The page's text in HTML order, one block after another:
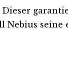
Nebius seine